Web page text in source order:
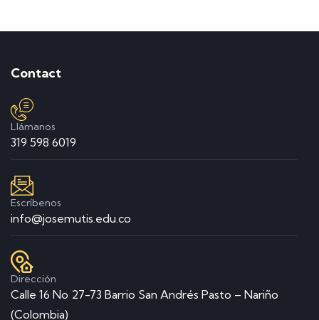
Contact
Llámanos
319 598 6019
Escríbenos
info@josemutis.edu.co
Dirección
Calle 16 No 27-73 Barrio San Andrés Pasto – Nariño
(Colombia)